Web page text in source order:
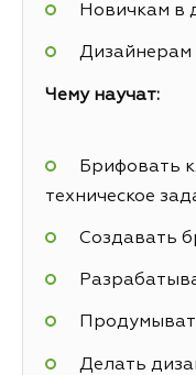
Новичкам в
Дизайнерам
Чему научат:
Брифовать
техническое
Создавать
Делать